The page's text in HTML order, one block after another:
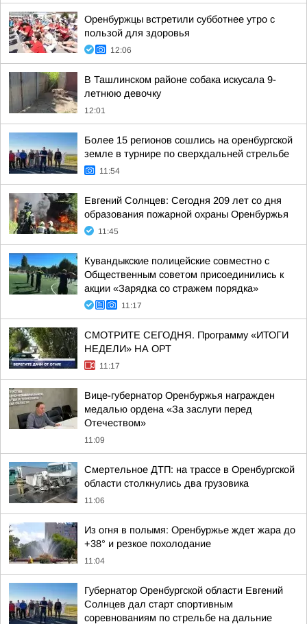
Оренбуржцы встретили субботнее утро с
пользой для здоровья
12:06
В Ташлинском районе собака искусала 9-
летнюю девочку
12:01
Более 15 регионов сошлись на оренбургской
земле в турнире по сверхдальней стрельбе
11:54
Евгений Солнцев: Сегодня 209 лет со дня
образования пожарной охраны Оренбуржья
11:45
Кувандыкские полицейские совместно с
Общественным советом присоединились к
акции «Зарядка со стражем порядка»
11:17
СМОТРИТЕ СЕГОДНЯ. Программу «ИТОГИ
НЕДЕЛИ» НА ОРТ
11:17
Вице-губернатор Оренбуржья награжден
медалью ордена «За заслуги перед
Отечеством»
11:09
Смертельное ДТП: на трассе в Оренбургской
области столкнулись два грузовика
11:06
Из огня в полымя: Оренбуржье ждет жара до
+38° и резкое похолодание
11:04
Губернатор Оренбургской области Евгений
Солнцев дал старт спортивным
соревнованиям по стрельбе на дальние